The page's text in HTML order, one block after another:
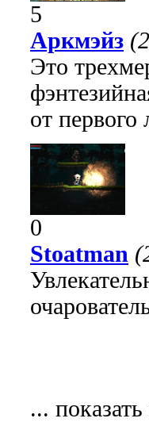
5
Аркмэйз
Это
от первого
0
Stoatman
... показать